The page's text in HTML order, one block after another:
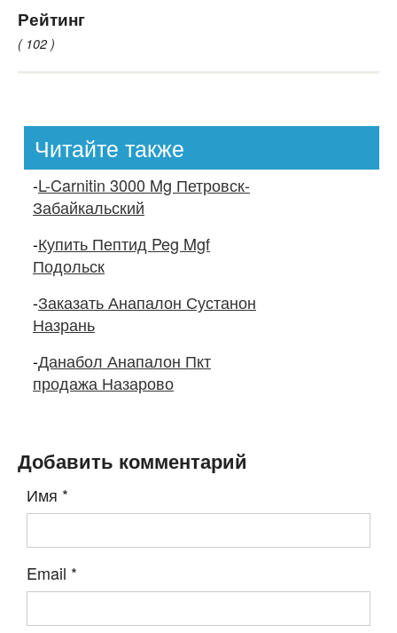
Рейтинг
( 102 )
Читайте также
-L-Carnitin 3000 Mg Петровск-
Забайкальский
-Купить Пептид Peg Mgf
Подольск
-Заказать Анапалон Сустанон
Назрань
-Данабол Анапалон Пкт
продажа Назарово
Добавить комментарий
Имя *
Email *